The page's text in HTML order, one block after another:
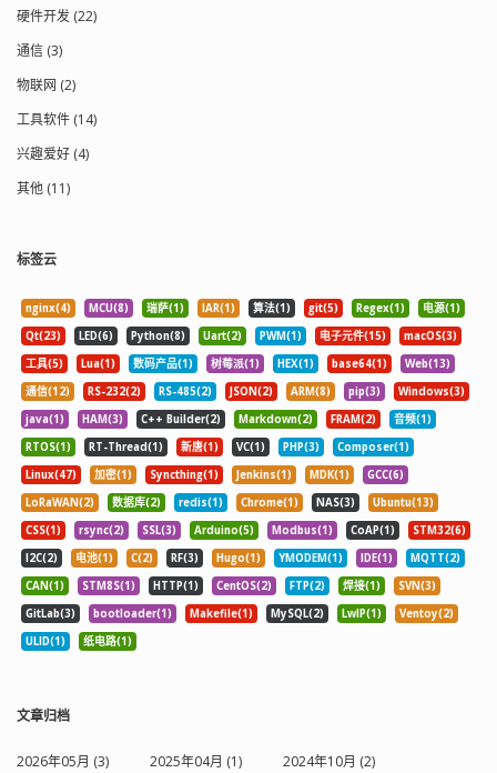
硬件开发 (22)
通信 (3)
物联网 (2)
工具软件 (14)
兴趣爱好 (4)
其他 (11)
标签云
nginx(4) MCU(8) 瑞萨(1) IAR(1) 算法(1) git(5) Regex(1)
电源(1)
Qt(23)
LED(6) Python(8) Uart(2) PWM(1) 电子元件(15)
macOS(3)
工具(5)
Lua(1) 数码产品(1) 树莓派(1) HEX(1) base64(1)
Web(13)
通信(12)
RS-232(2) RS-485(2) JSON(2) ARM(8) pip(3)
Windows(3)
java(1)
HAM(3) C++ Builder(2) Markdown(2) FRAM(2)
音频(1)
RTOS(1)
RT-Thread(1) 新唐(1) VC(1) PHP(3)
Composer(1)
Linux(47)
加密(1) Syncthing(1) Jenkins(1) MDK(1)
GCC(6)
LoRaWAN(2)
数据库(2) redis(1) Chrome(1) NAS(3)
Ubuntu(13)
CSS(1)
rsync(2) SSL(3) Arduino(5) Modbus(1) CoAP(1)
STM32(6)
I2C(2)
电池(1) C(2) RF(3) Hugo(1) YMODEM(1) IDE(1)
MQTT(2)
CAN(1)
STM8S(1) HTTP(1) CentOS(2) FTP(2) 焊接(1)
SVN(3)
GitLab(3)
bootloader(1) Makefile(1) MySQL(2) LwIP(1)
Ventoy(2)
ULID(1)
纸电路(1)
文章归档
2026年05月 (3) 2025年04月 (1)
2024年10月 (2)